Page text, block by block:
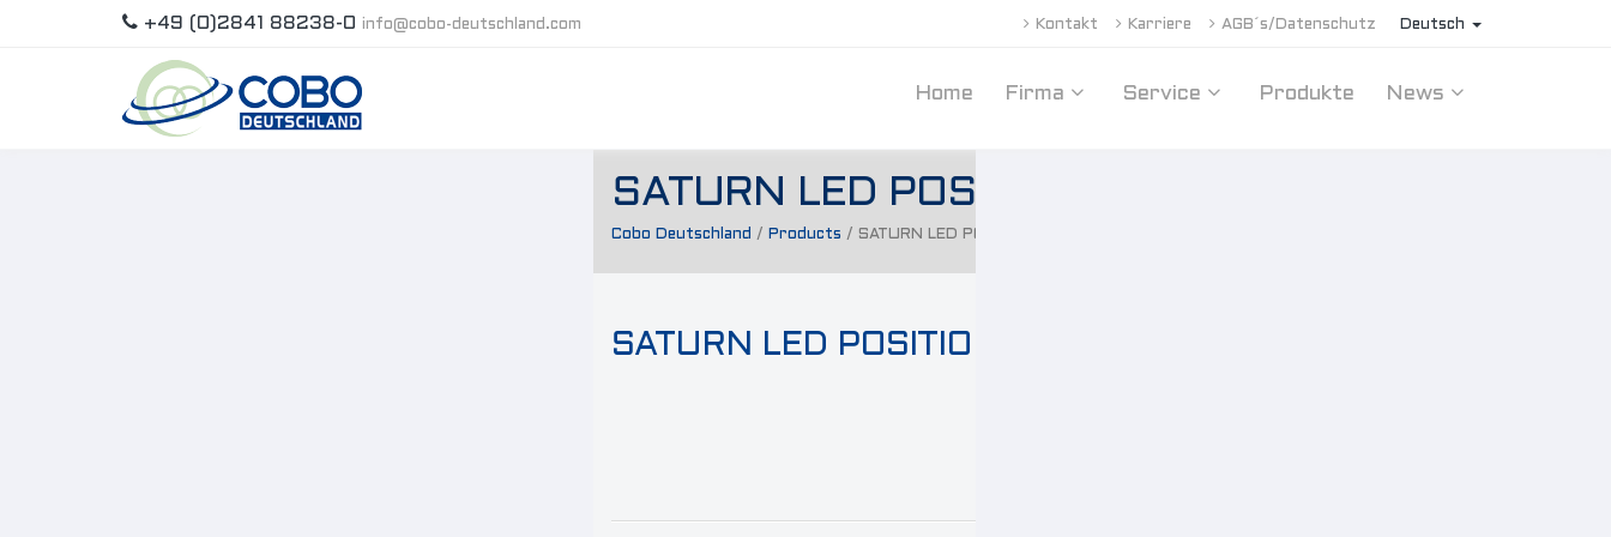
+49 (0)2841 88238-0 info@cobo-deutschland.com Deutsch
Kontakt Karriere AGB´s/Datenschutz
Home Firma Service Produkte News
SATURN LED POSITIONSLEUCHTE
Cobo Deutschland / Products / SATURN LED POSITIONSLEUCHTE
SATURN LED POSITIONSLEUCHTE